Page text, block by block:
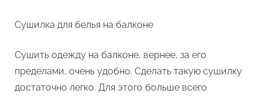
Сушилка для белья на балконе
Сушить одежду на балконе, вернее, за его
пределами, очень удобно. Сделать такую сушилку
достаточно легко. Для этого больше всего